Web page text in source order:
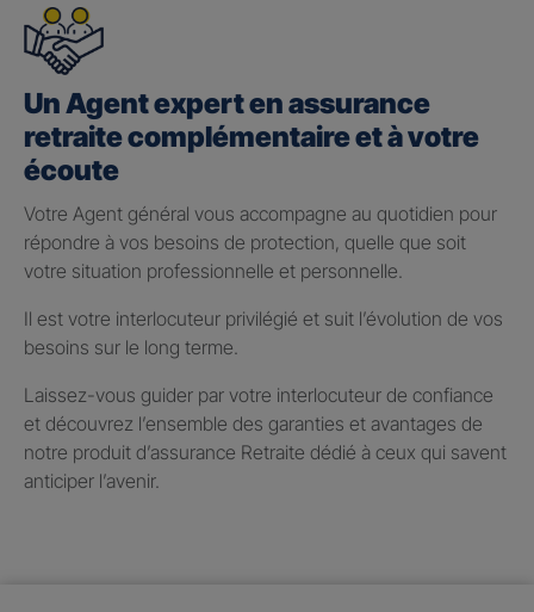
Un Agent expert en assurance
retraite complémentaire et à votre
écoute
Votre Agent général vous accompagne au quotidien pour
répondre à vos besoins de protection, quelle que soit
votre situation professionnelle et personnelle.
Il est votre interlocuteur privilégié et suit l’évolution de vos
besoins sur le long terme.
Laissez-vous guider par votre interlocuteur de confiance
et découvrez l’ensemble des garanties et avantages de
notre produit d’assurance Retraite dédié à ceux qui savent
anticiper l’avenir.